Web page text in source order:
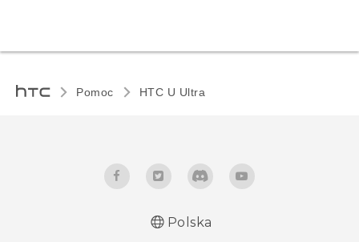
Pomoc HTC U Ultra‎
Polska